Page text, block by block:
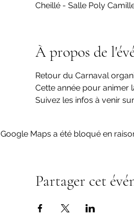
Cheillé - Salle Poly
À propos de
Retour du Carnaval
Cette année pour animer
Suivez les infos à venir
Google Maps a été bloqué en
Partager cet